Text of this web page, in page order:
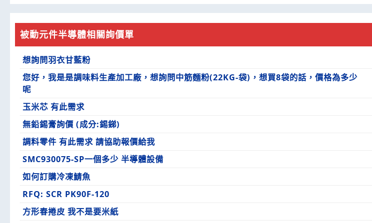
被動元件半導體相關詢價單
想詢問羽衣甘藍粉
您好，我是是調味料生產加工廠，想詢問中筋麵粉(22KG-袋)，想買8袋的話，價格為多少
呢
玉米芯 有此需求
無鉛錫膏詢價 (成分:錫銻)
調料零件 有此需求 請協助報價給我
SMC930075-SP一個多少 半導體設備
如何訂購冷凍鯖魚
RFQ: SCR PK90F-120
方形春捲皮 我不是要米紙